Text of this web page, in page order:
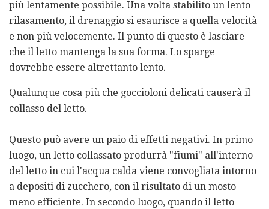
più lentamente possibile. Una volta stabilito un lento
rilasamento, il drenaggio si esaurisce a quella velocità
e non più velocemente. Il punto di questo è lasciare
che il letto mantenga la sua forma. Lo sparge
dovrebbe essere altrettanto lento.
Qualunque cosa più che goccioloni delicati causerà il
collasso del letto.
Questo può avere un paio di effetti negativi. In primo
luogo, un letto collassato produrrà "fiumi" all'interno
del letto in cui l'acqua calda viene convogliata intorno
a depositi di zucchero, con il risultato di un mosto
meno efficiente. In secondo luogo, quando il letto